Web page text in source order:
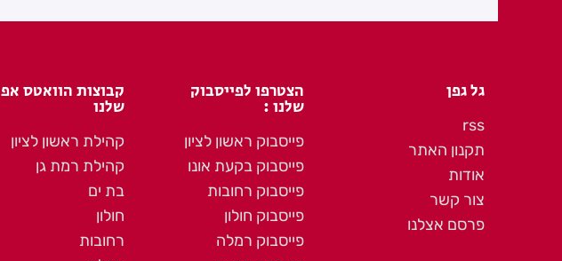
גל גפן
rss
תקנון האתר
אודות
צור קשר
פרסם אצלנו
הצטרפו לפייסבוק
שלנו :
פייסבוק ראשון לציון
פייסבוק בקעת אונו
פייסבוק רחובות
פייסבוק חולון
פייסבוק רמלה
קבוצות הוואטס אפ
שלנו
קהילת ראשון לציון
קהילת רמת גן
בת ים
חולון
רחובות